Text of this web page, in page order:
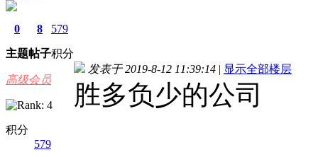
0
主题
8
帖子
579
积分
高级会员
积分
579
发表于 2019-8-12 11:39:14 | 显示全部楼层
胜多负少的公司